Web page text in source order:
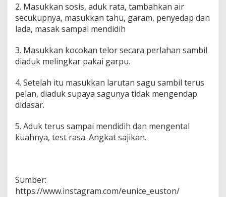
2. Masukkan sosis, aduk rata, tambahkan air
secukupnya, masukkan tahu, garam, penyedap dan
lada, masak sampai mendidih
3. Masukkan kocokan telor secara perlahan sambil
diaduk melingkar pakai garpu.
4. Setelah itu masukkan larutan sagu sambil terus
pelan, diaduk supaya sagunya tidak mengendap
didasar.
5. Aduk terus sampai mendidih dan mengental
kuahnya, test rasa. Angkat sajikan.
Sumber:
https://www.instagram.com/eunice_euston/